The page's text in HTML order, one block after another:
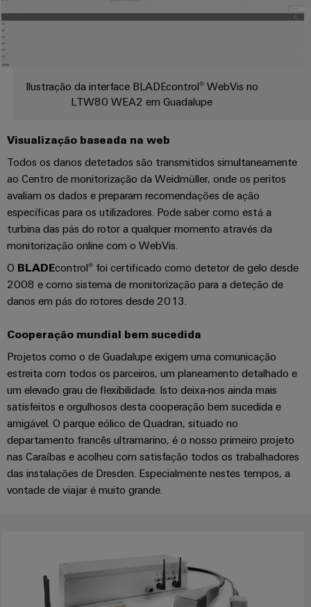
construção
Máquinas
Soluções
vários
de
automação
de
e
fábricas
Petróleo
e
gás
proteção
operações
com
soluções
integradas
o
setor
de
processos
Transmissão
segurança
Equipamentos
visualização
energia
Industrial
Acesso
remoto
Plataforma
de
serviços
industriais
easyConnect
Local
de
trabalho
e
acessórios
Ferramentas
Máquinas
Marcadores
Ilustração da interface BLADEcontrol® WebVis no
LTW80 WEA2 em Guadalupe
Visualização baseada na web
Todos os danos detetados são transmitidos simultaneamente
ao Centro de monitorização da Weidmüller, onde os peritos
avaliam os dados e preparam recomendações de ação
específicas para os utilizadores. Pode saber como está a
turbina das pás do rotor a qualquer momento através da
monitorização online com o WebVis.
O BLADEcontrol® foi certificado como detetor de gelo desde
2008 e como sistema de monitorização para a deteção de
danos em pás do rotores desde 2013.
Cooperação mundial bem sucedida
Projetos como o de Guadalupe exigem uma comunicação
estreita com todos os parceiros, um planeamento detalhado e
um elevado grau de flexibilidade. Isto deixa-nos ainda mais
satisfeitos e orgulhosos desta cooperação bem sucedida e
amigável. O parque eólico de Quadran, situado no
departamento francês ultramarino, é o nosso primeiro projeto
nas Caraíbas e acolheu com satisfação todos os trabalhadores
das instalações de Dresden. Especialmente nestes tempos, a
vontade de viajar é muito grande.